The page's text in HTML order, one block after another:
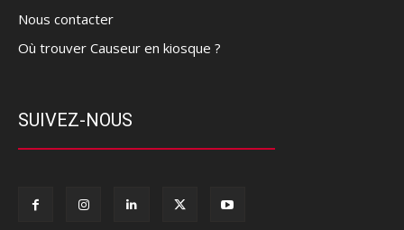
Nous contacter
Où trouver Causeur en kiosque ?
SUIVEZ-NOUS